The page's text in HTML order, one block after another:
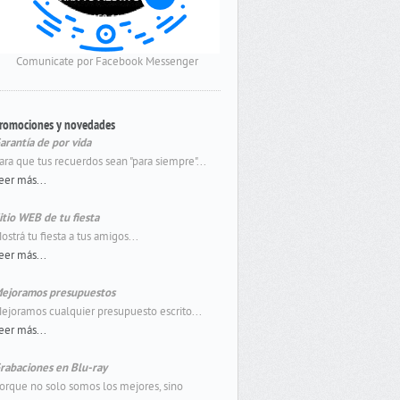
Comunicate por Facebook Messenger
y novedades
de por vida
que tus recuerdos sean "para siempre"...
más...
WEB de tu fiesta
tu fiesta a tus amigos...
más...
presupuestos
cualquier presupuesto escrito...
más...
en Blu-ray
no solo somos los mejores, sino